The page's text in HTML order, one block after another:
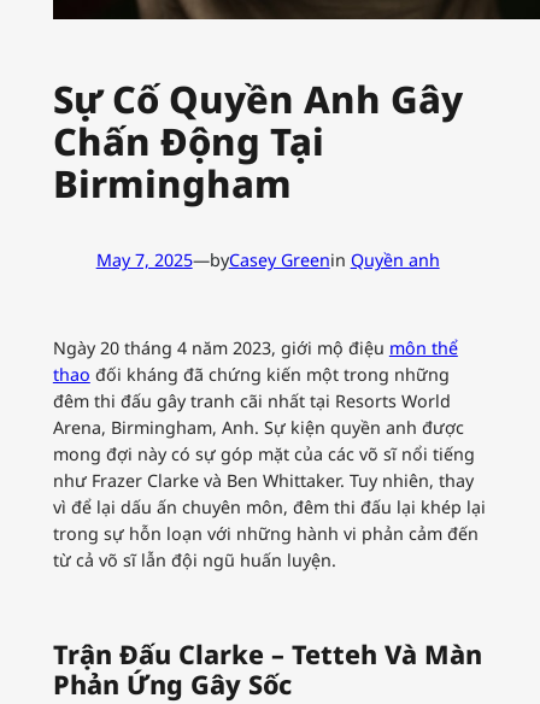
Sự Cố Quyền Anh Gây
Chấn Động Tại
Birmingham
May 7, 2025—byCasey Greenin Quyền anh
Ngày 20 tháng 4 năm 2023, giới mộ điệu môn thể
thao đối kháng đã chứng kiến một trong những
đêm thi đấu gây tranh cãi nhất tại Resorts World
Arena, Birmingham, Anh. Sự kiện quyền anh được
mong đợi này có sự góp mặt của các võ sĩ nổi tiếng
như Frazer Clarke và Ben Whittaker. Tuy nhiên, thay
vì để lại dấu ấn chuyên môn, đêm thi đấu lại khép lại
trong sự hỗn loạn với những hành vi phản cảm đến
từ cả võ sĩ lẫn đội ngũ huấn luyện.
Trận Đấu Clarke – Tetteh Và Màn
Phản Ứng Gây Sốc